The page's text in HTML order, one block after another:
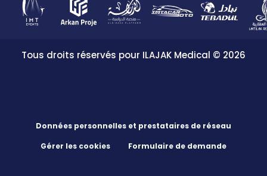
Tous droits réservés pour ILAJAK Medical © 2026
Données personnelles et prestataires de réseau
Gérer les cookies
Formulaire de demande